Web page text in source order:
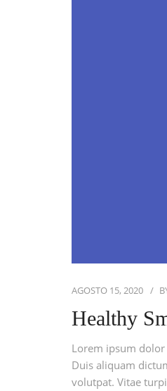
AGOSTO 15, 2020
Healthy
Lorem ipsum
Duis aliquam
volutpat. Vitae